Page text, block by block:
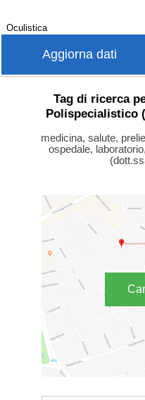
Oculistica
Aggiorna dati
Tag di ricerca
Polispecialistico
medicina, salute,
ospedale,